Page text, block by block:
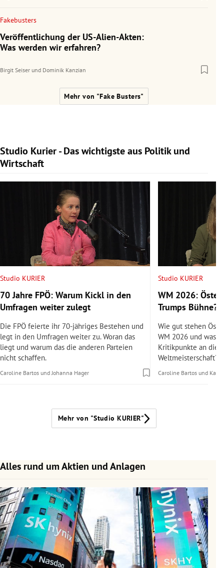
Fakebusters
Veröffentlichung der US-Alien-Akten:
Was werden wir erfahren?
Birgit Seiser und Dominik Kanzian
Mehr von "Fake Busters"
Studio Kurier - Das wichtigste aus Politik und
Wirtschaft
Slide 1 von 9
Studio KURIER
70 Jahre FPÖ: Warum Kickl in den
Umfragen weiter zulegt
Die FPÖ feierte ihr 70-jähriges Bestehen und
legt in den Umfragen weiter zu. Woran das
liegt und warum das die anderen Parteien
nicht schaffen.
Caroline Bartos undJohanna Hager
Studio KURIER
WM 2026:
Trumps Bühne?
Wie gut stehen
WM 2026 und was
Kritikpunkte an
Weltmeisterschaft?
Caroline Bartos und
Mehr von "Studio KURIER"
Alles rund um Aktien und Anlagen